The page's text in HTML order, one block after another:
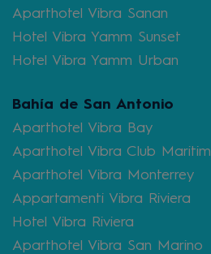
Aparthotel Vibra Sanan
Hotel Vibra Yamm Sunset
Hotel Vibra Yamm Urban
Bahía de San Antonio
Aparthotel Vibra Bay
Aparthotel Vibra Club Maritim
Aparthotel Vibra Monterrey
Appartamenti Vibra Riviera
Hotel Vibra Riviera
Aparthotel Vibra San Marino